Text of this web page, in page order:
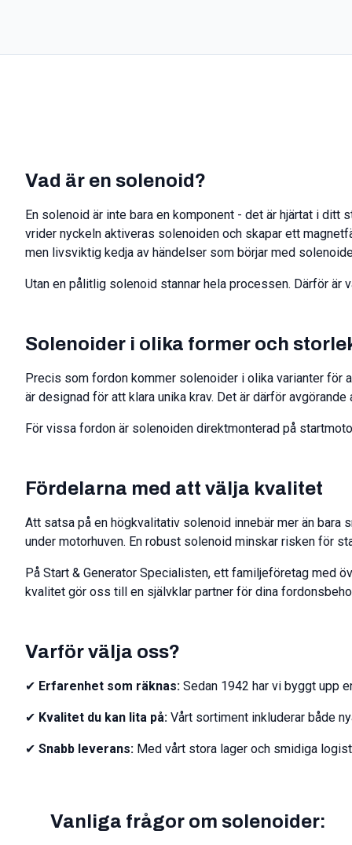
Vad är en solenoid?
En solenoid är inte bara en komponent - det är hjärtat i
vrider nyckeln aktiveras solenoiden och skapar ett
men livsviktig kedja av händelser som börjar med
Utan en pålitlig solenoid stannar hela processen. Därför
Solenoider i olika former och
Precis som fordon kommer solenoider i olika varianter för
är designad för att klara unika krav. Det är därför
För vissa fordon är solenoiden direktmonterad på
Fördelarna med att välja kvalitet
Att satsa på en högkvalitativ solenoid innebär mer än bara
under motorhuven. En robust solenoid minskar risken för
På Start & Generator Specialisten, ett familjeföretag med
kvalitet gör oss till en självklar partner för dina
Varför välja oss?
✔ Erfarenhet som räknas: Sedan 1942 har vi byggt upp
✔ Kvalitet du kan lita på: Vårt sortiment inkluderar både
✔ Snabb leverans: Med vårt stora lager och smidiga
Vanliga frågor om solenoider: